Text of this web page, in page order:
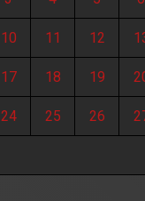
10 11 12
17 18 19
24 25 26